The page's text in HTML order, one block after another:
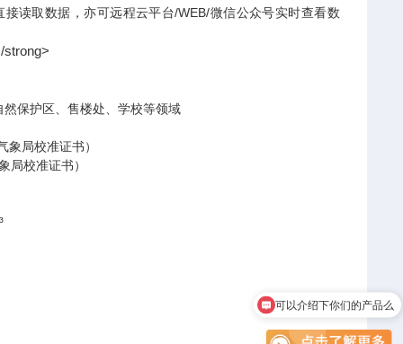
接读取数据，亦可远程云平台/WEB/微信公众号实时查看数
保护区、售楼处、学校等领域
象局校准证书）
局校准证书）
³
可以介绍下你们的产品么